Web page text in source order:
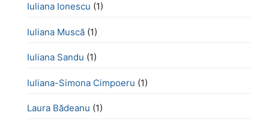
Iuliana Ionescu (1)
Iuliana Muscă (1)
Iuliana Sandu (1)
Iuliana-Simona Cimpoeru (1)
Laura Bădeanu (1)